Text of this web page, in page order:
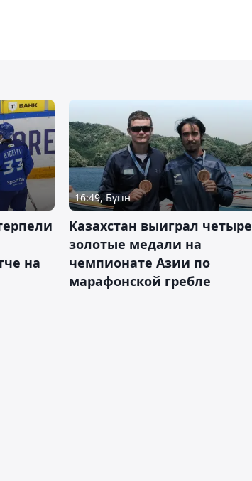
на
16:49, Бүгін
Казахстан выиграл четыре
золотые медали на
чемпионате Азии по
марафонской гребле